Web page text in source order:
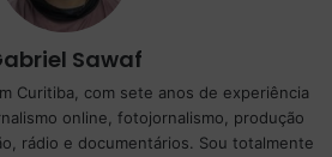
Sawaf
Curitiba, com sete anos de experiência
online, fotojornalismo, produção
rádio e documentários. Sou totalmente